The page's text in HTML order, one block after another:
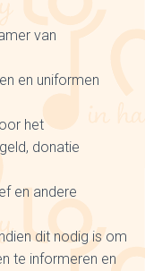
van
en uniformen
het
donatie
en andere
dit nodig is om
te informeren en